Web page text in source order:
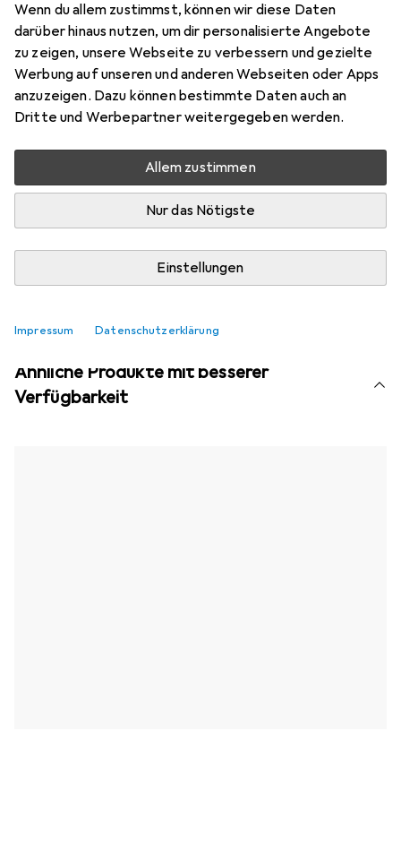
Wenn du allem zustimmst, können wir diese Daten
darüber hinaus nutzen, um dir personalisierte Angebote
zu zeigen, unsere Webseite zu verbessern und gezielte
Werbung auf unseren und anderen Webseiten oder Apps
anzuzeigen. Dazu können bestimmte Daten auch an
Dritte und Werbepartner weitergegeben werden.
Allem zustimmen
Nur das Nötigste
Einstellungen
Impressum Datenschutzerklärung
4
Bewertungen Marke
Mehr von StarTech
Aktuell nicht lieferbar
Vergleichen
Kostenloser Versand ab 30,– i
Ähnliche Produkte mit besserer
Verfügbarkeit